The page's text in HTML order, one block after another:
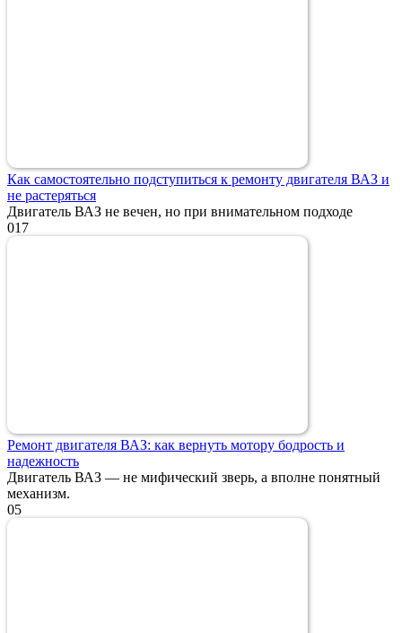
Как самостоятельно подступиться к ремонту двигателя ВАЗ и
не растеряться
Двигатель ВАЗ не вечен, но при внимательном подходе
017
Ремонт двигателя ВАЗ: как вернуть мотору бодрость и
надежность
Двигатель ВАЗ — не мифический зверь, а вполне понятный
механизм.
05